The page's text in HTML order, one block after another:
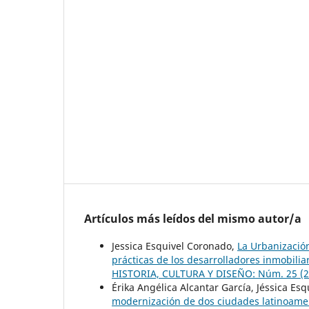
Artículos más leídos del mismo autor/a
Jessica Esquivel Coronado, La
prácticas de los desarrolladores
HISTORIA, CULTURA Y DISEÑO: Núm.
Érika Angélica Alcantar García, Jéssica
modernización de dos ciudades